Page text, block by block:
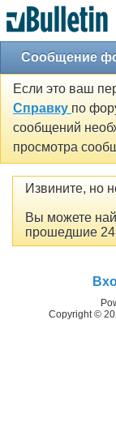
Сообщение
Если это ваш
Справку по
сообщений
просмотра
Извините, но
Вы можете
прошедшие 24
Copyright ©